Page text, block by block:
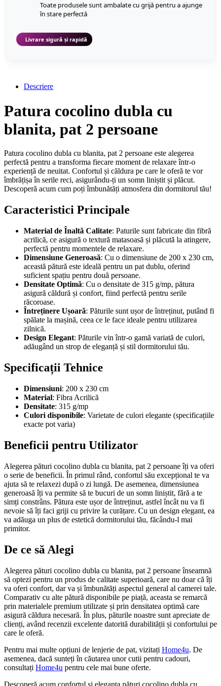
Toate produsele sunt ambalate cu grijă pentru a ajunge
în stare perfectă
Livrare sigură și rapidă
Descriere
Patura cocolino dubla cu
blanita, pat 2 persoane
Patura cocolino dubla cu blanita, pat 2 persoane este alegerea
perfectă pentru a transforma fiecare moment de relaxare într-o
experiență de neuitat. Confortul și căldura pe care le oferă te vor
îmbrățișa în serile reci, asigurându-ți un somn liniștit și plăcut.
Descoperă acum cum poți îmbunătăți atmosfera din dormitorul tău!
Caracteristici Principale
Material de Înaltă Calitate: Paturile sunt fabricate din fibră
acrilică, ce asigură o textură matasoasă și plăcută la atingere,
perfectă pentru momentele de relaxare.
Dimensiune Generoasă: Cu o dimensiune de 200 x 230 cm,
această pătură este ideală pentru un pat dublu, oferind
suficient spațiu pentru două persoane.
Densitate Optimă: Cu o densitate de 315 g/mp, pătura
asigură căldură și confort, fiind perfectă pentru serile
răcoroase.
Întreținere Ușoară: Păturile sunt ușor de întreținut, putând fi
spălate la mașină, ceea ce le face ideale pentru utilizarea
zilnică.
Design Elegant: Păturile vin într-o gamă variată de culori,
adăugând un strop de eleganță și stil dormitorului tău.
Specificații Tehnice
Dimensiuni: 200 x 230 cm
Material: Fibra Acrilică
Densitate: 315 g/mp
Culori disponibile: Varietate de culori elegante (specificațiile
exacte pot varia)
Beneficii pentru Utilizator
Alegerea pături cocolino dubla cu blanita, pat 2 persoane îți va oferi
o serie de beneficii. În primul rând, confortul său excepțional te va
ajuta să te relaxezi după o zi lungă. De asemenea, dimensiunea
generoasă îți va permite să te bucuri de un somn liniștit, fără a te
simți constrâns. Pătura este ușor de întreținut, astfel încât nu va fi
nevoie să îți faci griji cu privire la curățare. Cu un design elegant, ea
va adăuga un plus de estetică dormitorului tău, făcându-l mai
primitor.
De ce să Alegi
Alegerea pături cocolino dubla cu blanita, pat 2 persoane înseamnă
să optezi pentru un produs de calitate superioară, care nu doar că îți
va oferi confort, dar va și îmbunătăți aspectul general al camerei tale.
Comparativ cu alte pătură disponibile pe piață, aceasta se remarcă
prin materialele premium utilizate și prin densitatea optimă care
asigură căldura necesară. În plus, păturile noastre sunt apreciate de
clienți, având recenzii excelente datorită durabilității și confortului pe
care le oferă.
Pentru mai multe opțiuni de lenjerie de pat, vizitați Home4u. De
asemenea, dacă sunteți în căutarea unor cutii pentru cadouri,
consultați Home4u pentru cele mai bune oferte.
Descoperă acum confortul și eleganța pături cocolino dubla cu